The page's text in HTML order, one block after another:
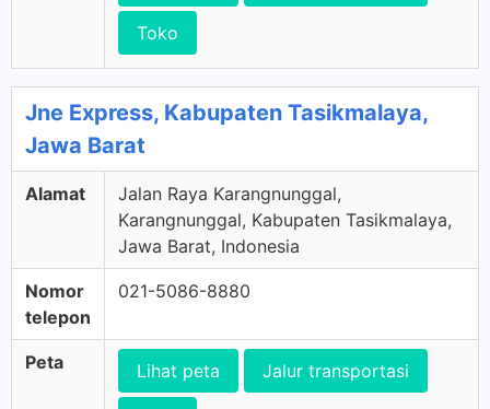
Toko
Jne Express, Kabupaten Tasikmalaya,
Jawa Barat
Alamat
Jalan Raya Karangnunggal,
Karangnunggal, Kabupaten Tasikmalaya,
Jawa Barat, Indonesia
Nomor
telepon
021-5086-8880
Peta Lihat peta Jalur transportasi